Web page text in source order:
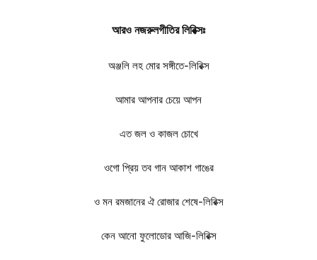
আরও নজরুলগীতির লিরিক্সঃ
অঞ্জলি লহ মোর সঙ্গীতে-লিরিক্স
আমার আপনার চেয়ে আপন
এত জল ও কাজল চোখে
ওগো প্রিয় তব গান আকাশ গাঙের
ও মন রমজানের ঐ রোজার শেষে-লিরিক্স
কেন আনো ফুলোডোর আজি-লিরিক্স